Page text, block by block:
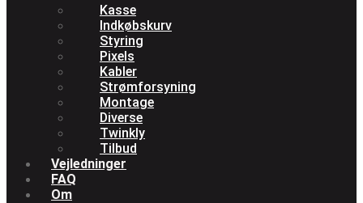
Kasse
Indkøbskurv
Styring
Pixels
Kabler
Strømforsyning
Montage
Diverse
Twinkly
Tilbud
Vejledninger
FAQ
Om